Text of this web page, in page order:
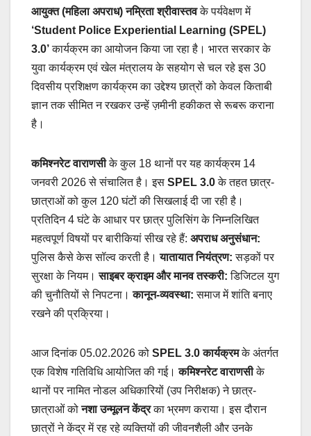
आयुक्त (महिला अपराध) नम्रिता श्रीवास्तवके पर्यवेक्षण में
‘Student Police Experiential Learning (SPEL)
3.0’कार्यक्रम का आयोजन किया जा रहा है। भारत सरकार के
युवा कार्यक्रम एवं खेल मंत्रालय के सहयोग से चल रहे इस 30
दिवसीय प्रशिक्षण कार्यक्रम का उद्देश्य छात्रों को केवल किताबी
ज्ञान तक सीमित न रखकर उन्हें ज़मीनी हकीकत से रूबरू कराना
है।
कमिश्नरेट वाराणसीके कुल 18 थानों पर यह कार्यक्रम 14
जनवरी 2026 से संचालित है। इस SPEL 3.0के तहत छात्र-
छात्राओं को कुल 120 घंटों की सिखलाई दी जा रही है।
प्रतिदिन 4 घंटे के आधार पर छात्र पुलिसिंग के निम्नलिखित
महत्वपूर्ण विषयों पर बारीकियां सीख रहे हैं: अपराध अनुसंधान:
पुलिस कैसे केस सॉल्व करती है।यातायात नियंत्रण: सड़कों पर
सुरक्षा के नियम।साइबर क्राइम और मानव तस्करी: डिजिटल युग
की चुनौतियों से निपटना।कानून-व्यवस्था: समाज में शांति बनाए
रखने की प्रक्रिया।
आज दिनांक 05.02.2026 को SPEL 3.0 कार्यक्रमके अंतर्गत
एक विशेष गतिविधि आयोजित की गई।कमिश्नरेट वाराणसीके
थानों पर नामित नोडल अधिकारियों (उप निरीक्षक) ने छात्र-
छात्राओं कोनशा उन्मूलन केंद्रका भ्रमण कराया। इस दौरान
छात्रों ने केंद्र में रह रहे व्यक्तियों की जीवनशैली और उनके